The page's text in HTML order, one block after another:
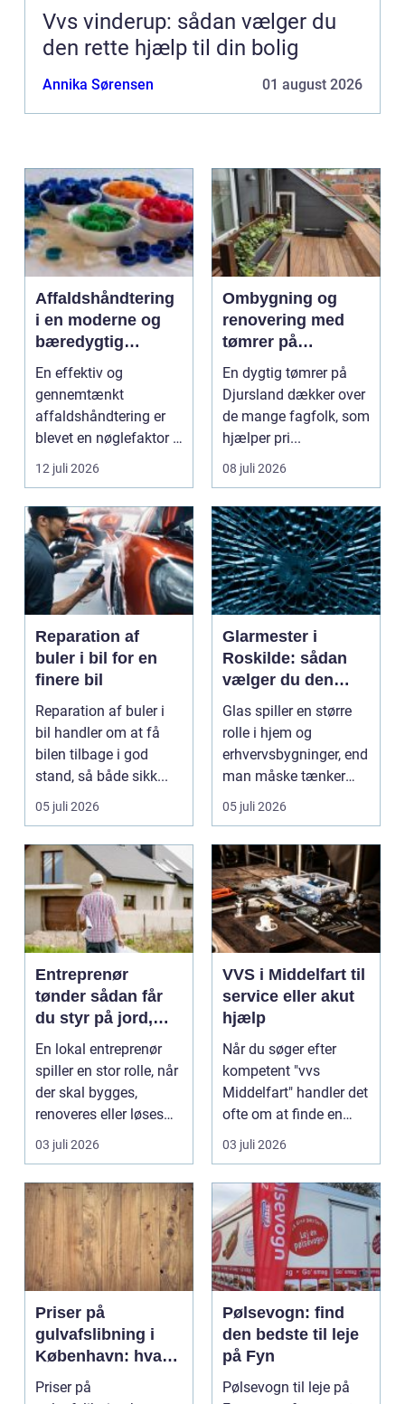
Vvs vinderup: sådan vælger du
den rette hjælp til din bolig
Annika Sørensen 01 august 2026
Affaldshåndtering
i en moderne og
bæredygtig
hverdag
En effektiv og
gennemtænkt
affaldshåndtering er
blevet en nøglefaktor i
den grønne omstilling.
Vi st...
12 juli 2026
Ombygning og
renovering med
tømrer på
Djursland
En dygtig tømrer på
Djursland dækker over
de mange fagfolk, som
hjælper pri...
08 juli 2026
Reparation af
buler i bil for en
finere bil
Reparation af buler i
bil handler om at få
bilen tilbage i god
stand, så både sikk...
05 juli 2026
Glarmester i
Roskilde: sådan
vælger du den
rette fagmand til
dine glasopgaver
Glas spiller en større
rolle i hjem og
erhvervsbygninger, end
man måske tænker
ov...
05 juli 2026
Entreprenør
tønder sådan får
du styr på jord,
dræn og kloak
En lokal entreprenør
spiller en stor rolle, når
der skal bygges,
renoveres eller løses
problemer und...
03 juli 2026
VVS i Middelfart til
service eller akut
hjælp
Når du søger efter
kompetent "vvs
Middelfart" handler det
ofte om at finde en
lokal, fa...
03 juli 2026
Priser på
gulvafslibning i
København: hvad
koster det
egentlig?
Priser på
Pølsevogn: find
den bedste til leje
på Fyn
Pølsevogn til leje på